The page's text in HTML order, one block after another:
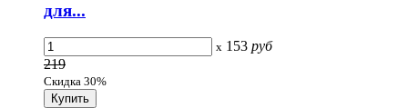
для...
x 153 руб
219
Скидка 30%